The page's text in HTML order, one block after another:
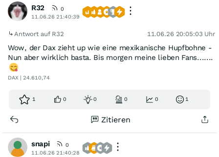
R32
0
11.06.26 21:40:39
Antwort auf R32 11.06.26 20:05:03 Uhr
Wow, der Dax zieht up wie eine mexikanische Hupfbohne -
Nun aber wirklich basta. Bis morgen meine lieben Fans.......
DAX | 24.610,74
1 0 0 0 0 1
Zitieren
snapi
0
11.06.26 21:40:28